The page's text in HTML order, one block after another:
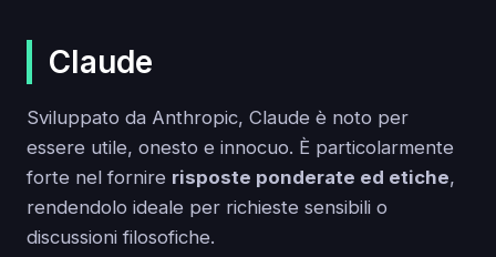
Claude
Sviluppato da Anthropic, Claude è noto per
essere utile, onesto e innocuo. È particolarmente
forte nel fornire risposte ponderate ed etiche,
rendendolo ideale per richieste sensibili o
discussioni filosofiche.